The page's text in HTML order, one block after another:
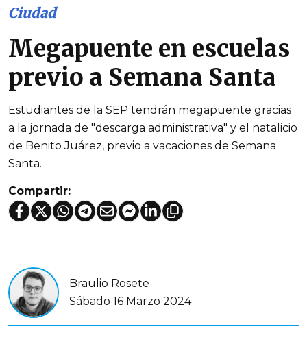
Ciudad
Megapuente en escuelas
previo a Semana Santa
Estudiantes de la SEP tendrán megapuente gracias
a la jornada de "descarga administrativa" y el natalicio
de Benito Juárez, previo a vacaciones de Semana
Santa.
Compartir:
Braulio Rosete
Sábado 16 Marzo 2024